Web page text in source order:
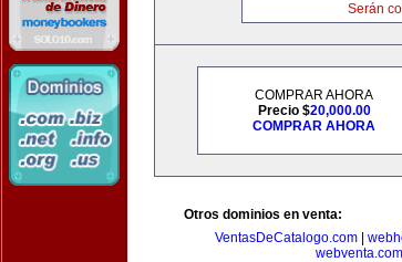
Serán
COMPRAR AHORA
Precio $20,000.00
COMPRAR AHORA
Otros dominios en venta:
VentasDeCatalogo.com|
webventa.com